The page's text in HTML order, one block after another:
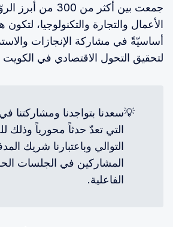
جمعت بين أكثر من
الأعمال والتجارة والتكنولوجيا،
أساسيّةً في مشاركة الإنجازات
لتحقيق التحول الاقتصادي في الكويت
💡سعدنا بتواجدنا ومشاركتنا
التي تعدّ حدثاً محورياً وذلك
التوالي وباعتبارنا شريك
المشاركين في الجلسات
الفاعلية.